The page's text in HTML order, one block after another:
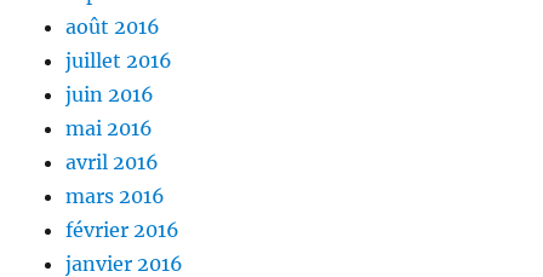
août 2016
juillet 2016
juin 2016
mai 2016
avril 2016
mars 2016
février 2016
janvier 2016